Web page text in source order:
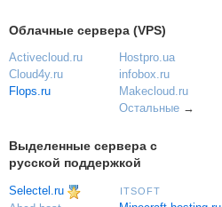
Облачные сервера (VPS)
Activecloud.ru
Cloud4y.ru
Flops.ru
Hostpro.ua
infobox.ru
Makecloud.ru
Остальные→
Выделенные сервера с
русской поддержкой
Selectel.ru
ITSOFT